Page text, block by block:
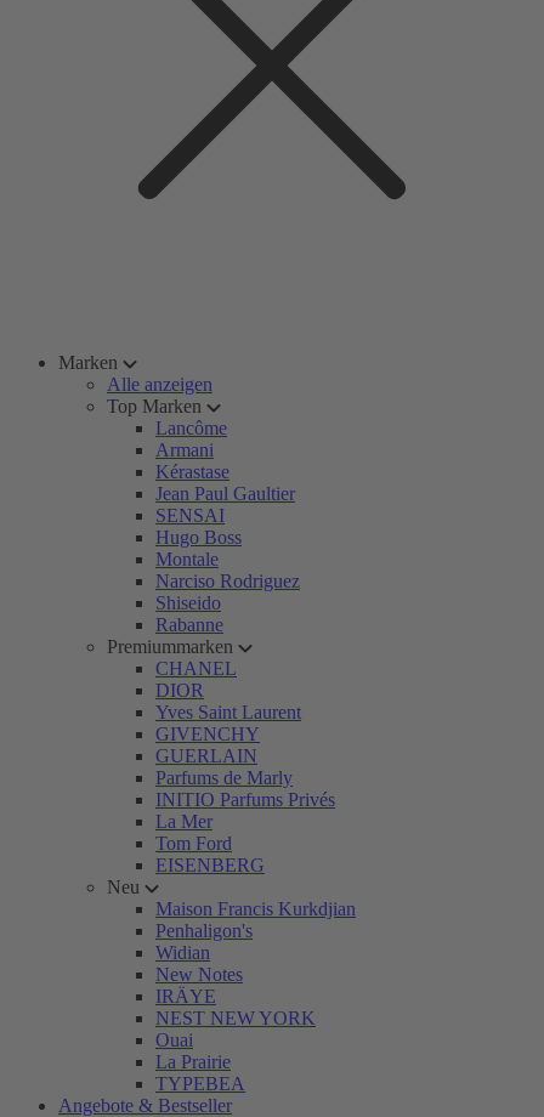
Marken
Alle anzeigen
Top Marken
Lancôme
Armani
Kérastase
Jean Paul Gaultier
SENSAI
Hugo Boss
Montale
Narciso Rodriguez
Shiseido
Rabanne
Premiummarken
CHANEL
DIOR
Yves Saint Laurent
GIVENCHY
GUERLAIN
Parfums de Marly
INITIO Parfums Privés
La Mer
Tom Ford
EISENBERG
Neu
Maison Francis Kurkdjian
Penhaligon's
Widian
New Notes
IRÄYE
NEST NEW YORK
Ouai
La Prairie
TYPEBEA
Angebote & Bestseller